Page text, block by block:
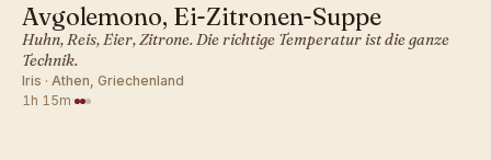
GRIECHISCH · ABENDESSEN
Avgolemono, Ei-Zitronen-Suppe
Huhn, Reis, Eier, Zitrone. Die richtige Temperatur ist die ganze
Technik.
Iris · Athen, Griechenland
1h 15m·